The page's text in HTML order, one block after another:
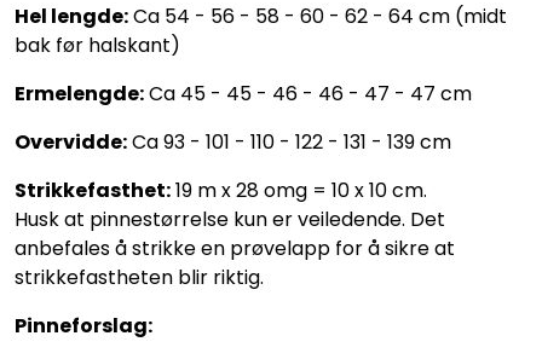
Hel lengde:Ca 54 - 56 - 58 - 60 - 62 - 64 cm (midt
bak før halskant)
Ermelengde:Ca 45 - 45 - 46 - 46 - 47 - 47 cm
Overvidde:Ca 93 - 101 - 110 - 122 - 131 - 139 cm
Strikkefasthet:19 m x 28 omg = 10 x 10 cm.
Husk at pinnestørrelse kun er veiledende. Det
anbefales å strikke en prøvelapp for å sikre at
strikkefastheten blir riktig.
Pinneforslag: